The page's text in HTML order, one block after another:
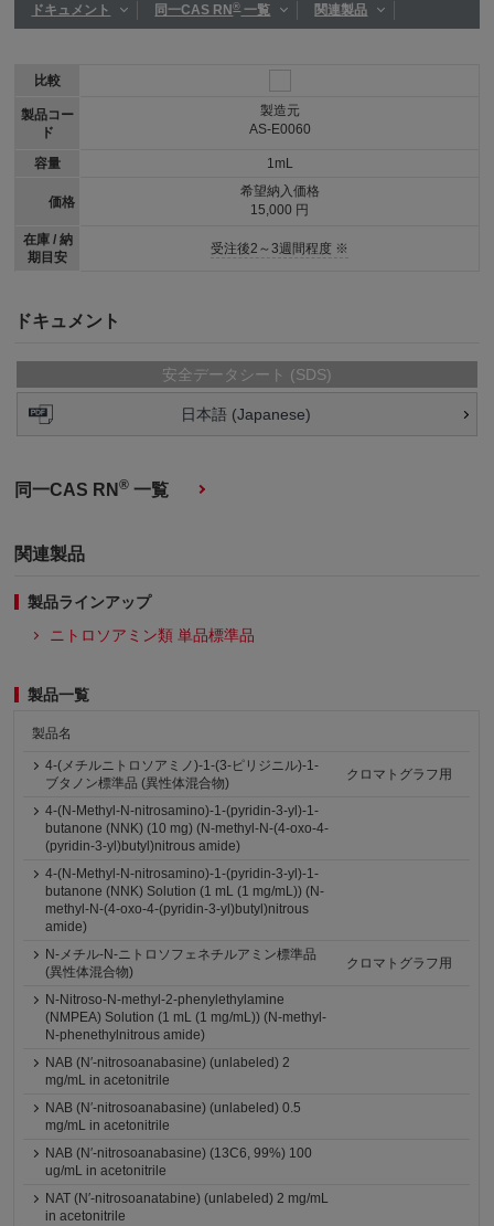
ドキュメント 同一CAS RN®一覧 関連製品
比較
製品コー
ド
容量
価格
在庫 / 納
期目安
製造元
AS-E0060
1mL
希望納入価格
15,000 円
受注後2～3週間程度 ※
ドキュメント
安全データシート (SDS)
日本語 (Japanese)
同一CAS RN® 一覧
関連製品
製品ラインアップ
ニトロソアミン類 単品標準品
製品一覧
製品名
4-(メチルニトロソアミノ)-1-(3-ピリジニル)-1-
ブタノン標準品 (異性体混合物)
クロマトグラフ用
4-(N-Methyl-N-nitrosamino)-1-(pyridin-3-yl)-1-
butanone (NNK) (10 mg) (N-methyl-N-(4-oxo-4-
(pyridin-3-yl)butyl)nitrous amide)
4-(N-Methyl-N-nitrosamino)-1-(pyridin-3-yl)-1-
butanone (NNK) Solution (1 mL (1 mg/mL)) (N-
methyl-N-(4-oxo-4-(pyridin-3-yl)butyl)nitrous
amide)
N-メチル-N-ニトロソフェネチルアミン標準品
(異性体混合物)
クロマトグラフ用
N-Nitroso-N-methyl-2-phenylethylamine
(NMPEA) Solution (1 mL (1 mg/mL)) (N-methyl-
N-phenethylnitrous amide)
NAB (N′-nitrosoanabasine) (unlabeled) 2
mg/mL in acetonitrile
NAB (N′-nitrosoanabasine) (unlabeled) 0.5
mg/mL in acetonitrile
NAB (N′-nitrosoanabasine) (13C6, 99%) 100
ug/mL in acetonitrile
NAT (N′-nitrosoanatabine) (unlabeled) 2 mg/mL
in acetonitrile